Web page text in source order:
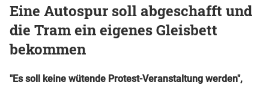
Eine Autospur soll abgeschafft und
die Tram ein eigenes Gleisbett
bekommen
"Es soll keine wütende Protest-Veranstaltung werden",